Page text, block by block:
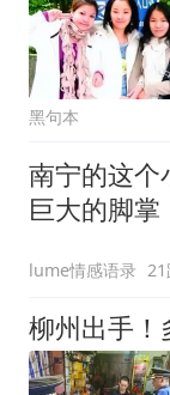
黑句本
南宁的这个
巨大的脚掌
lume情感语录
柳州出手！